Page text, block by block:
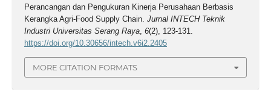
Perancangan dan Pengukuran Kinerja Perusahaan Berbasis
Kerangka Agri-Food Supply Chain. Jurnal INTECH Teknik
Industri Universitas Serang Raya, 6(2), 123-131.
https://doi.org/10.30656/intech.v6i2.2405
MORE CITATION FORMATS